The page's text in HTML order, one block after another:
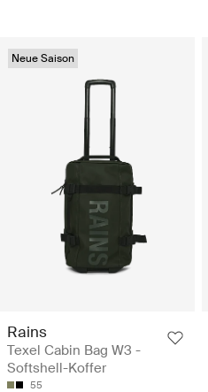
Neue Saison
Rains
Texel Cabin Bag W3 -
Softshell-Koffer
55